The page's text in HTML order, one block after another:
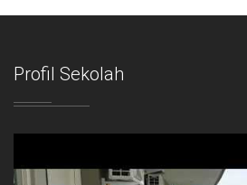
Profil Sekolah